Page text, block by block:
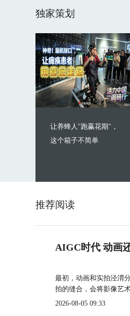
独家策划
让养蜂人"跑赢花期"，
这个箱子不简单
推荐阅读
AIGC时代 动画
最初，动画和实拍泾渭
拍的缝合，会将影像艺
2026-08-05 09:33